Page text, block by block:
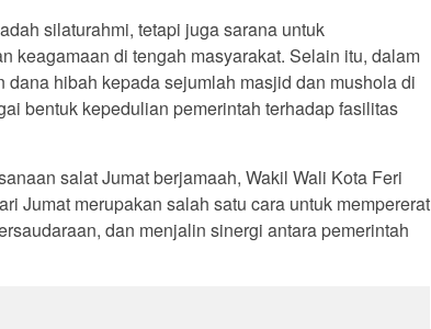
silaturahmi, tetapi juga sarana untuk
keagamaan di tengah masyarakat. Selain itu, dalam
hibah kepada sejumlah masjid dan mushola di
bentuk kepedulian pemerintah terhadap fasilitas
salat Jumat berjamaah, Wakil Wali Kota Feri
Jumat merupakan salah satu cara untuk mempererat
dan menjalin sinergi antara pemerintah